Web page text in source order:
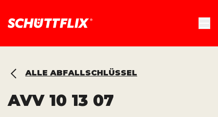
ALLE ABFALLSCHLÜSSEL
AVV 10 13 07